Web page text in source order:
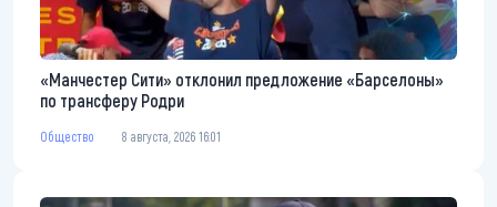
«Манчестер Сити» отклонил предложение «Барселоны»
по трансферу Родри
Общество 8 августа, 2026 16:01